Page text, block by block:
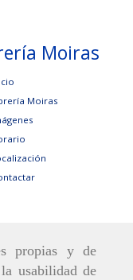
propias y de
usabilidad de
Moiras
Moiras